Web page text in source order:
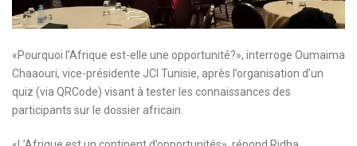
«Pourquoi l’Afrique est-elle une opportunité?», interroge Oumaima
Chaaouri, vice-présidente JCI Tunisie, après l’organisation d’un
quiz (via QRCode) visant à tester les connaissances des
participants sur le dossier africain.